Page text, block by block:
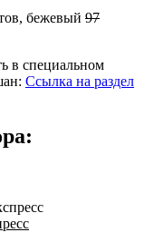
бежевый 97
в специальном
Ссылка на раздел